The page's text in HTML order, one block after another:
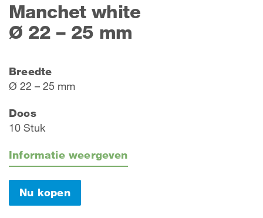
Manchet white
Ø 22 – 25 mm
Breedte
Ø 22 – 25 mm
Doos
10 Stuk
Informatie weergeven
Nu kopen